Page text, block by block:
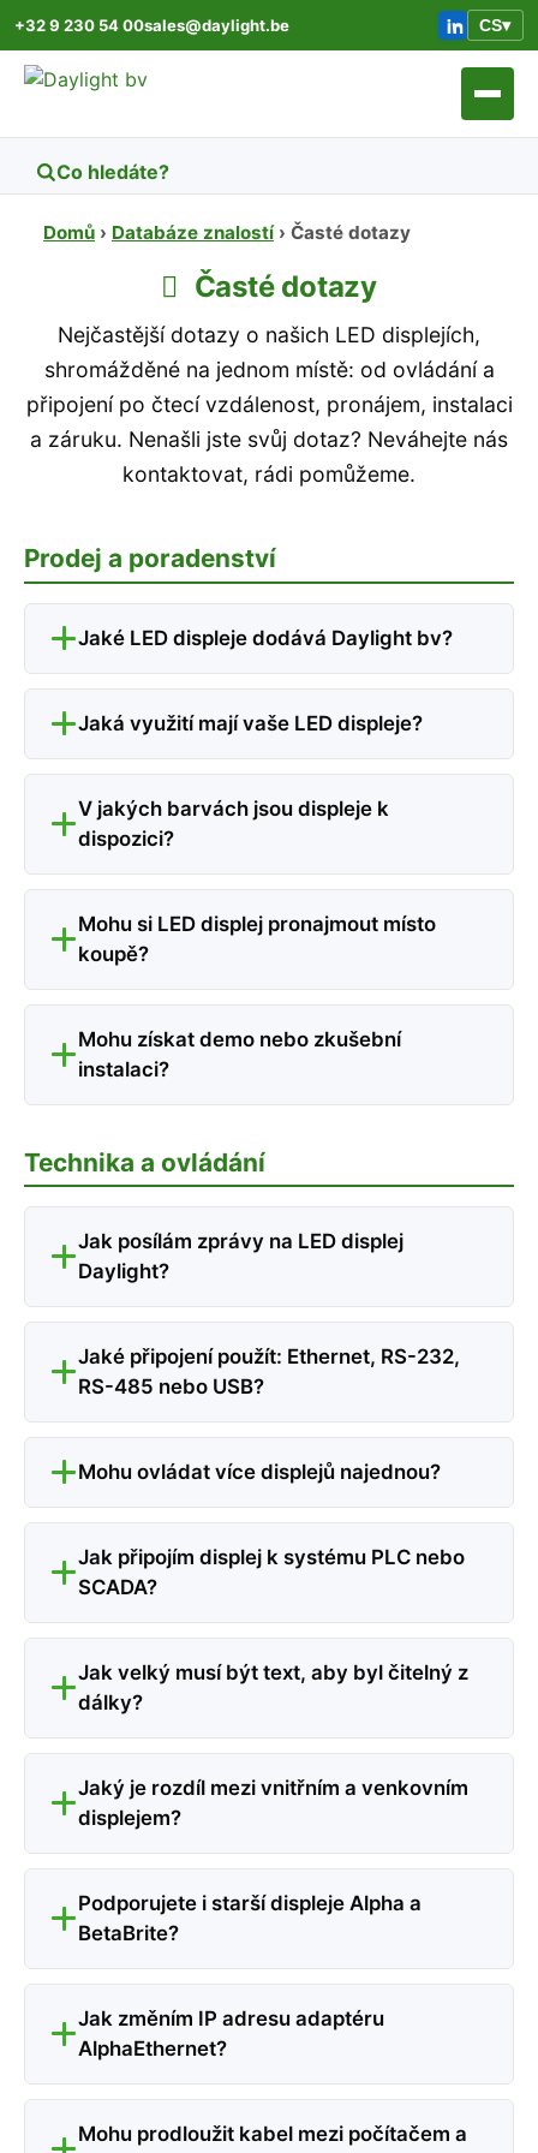
+32 9 230 54 00sales@daylight.be CS▾
Domů › Databáze znalostí › Časté dotazy
Časté dotazy
Nejčastější dotazy o našich LED displejích,
shromážděné na jednom místě: od ovládání a
připojení po čtecí vzdálenost, pronájem, instalaci
a záruku. Nenašli jste svůj dotaz? Neváhejte nás
kontaktovat, rádi pomůžeme.
Prodej a poradenství
Jaké LED displeje dodává Daylight bv?
Jaká využití mají vaše LED displeje?
V jakých barvách jsou displeje k
dispozici?
Mohu si LED displej pronajmout místo
koupě?
Mohu získat demo nebo zkušební
instalaci?
Technika a ovládání
Jak posílám zprávy na LED displej
Daylight?
Jaké připojení použít: Ethernet, RS-232,
RS-485 nebo USB?
Mohu ovládat více displejů najednou?
Jak připojím displej k systému PLC nebo
SCADA?
Jak velký musí být text, aby byl čitelný z
dálky?
Jaký je rozdíl mezi vnitřním a venkovním
displejem?
Podporujete i starší displeje Alpha a
BetaBrite?
Jak změním IP adresu adaptéru
AlphaEthernet?
Mohu prodloužit kabel mezi počítačem a